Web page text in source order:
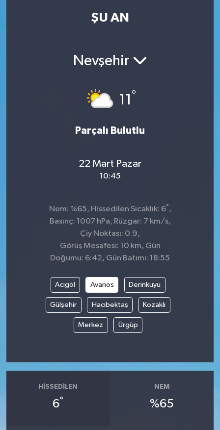
ŞU AN
Nevşehir
11 °
Parçalı Bulutlu
22 Mart Pazar
10:45
Nem: %65, Hissedilen Sıcaklık: 6°,
Basınç: 1007 hPa, Rüzgar: 7 km/s,
Çiy Noktası: 0.9,
Görüş Mesafesi: 10 km, Gün
Doğumu: 6:42, Gün Batımı: 18:55
Acıgöl Avanos Derinkuyu
Gülşehir Hacıbektaş Kozaklı
Merkez Ürgüp
HISSEDILEN
6°
NEM
%65